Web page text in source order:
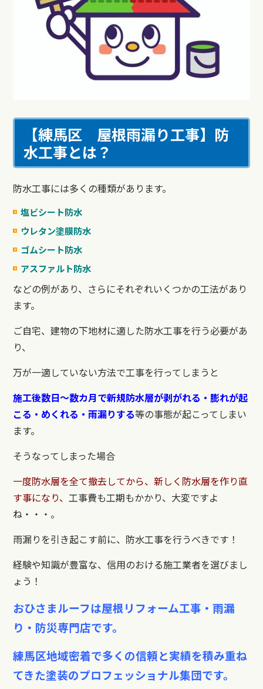
【練馬区 屋根雨漏り工事】 防
水工事とは？
防水工事には多くの種類があります。
塩ビシート防水
ウレタン塗膜防水
ゴムシート防水
アスファルト防水
などの例があり、さらにそれぞれいくつかの工法があり
ます。
ご自宅、建物の下地材に適した防水工事を行う必要があ
り、
万が一適していない方法で工事を行ってしまうと
施工後数日～数カ月で新規防水層が剥がれる・膨れが起
こる・めくれる・雨漏りする等の事態が起こってしまい
ます。
そうなってしまった場合
一度防水層を全て撤去してから、新しく防水層を作り直
す事になり、工事費も工期もかかり、大変ですよ
ね・・・。
雨漏りを引き起こす前に、防水工事を行うべきです！
経験や知識が豊富な、信用のおける施工業者を選びまし
ょう！
おひさまルーフは屋根リフォーム工事・雨漏
り・防災専門店です。
練馬区地域密着で多くの信頼と実績を積み重ね
てきた塗装のプロフェッショナル集団です。